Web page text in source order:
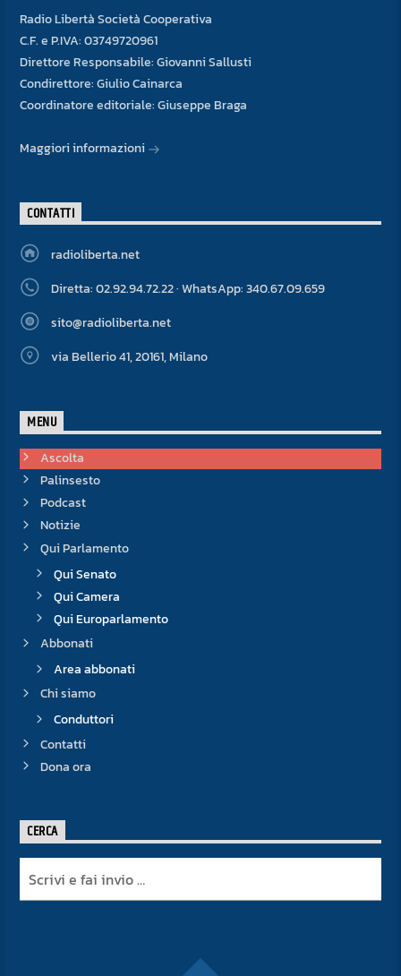
Radio Libertà Società Cooperativa
C.F. e P.IVA: 03749720961
Direttore Responsabile: Giovanni Sallusti
Condirettore: Giulio Cainarca
Coordinatore editoriale: Giuseppe Braga
Maggiori informazioni
CONTATTI
radioliberta.net
Diretta: 02.92.94.72.22 · WhatsApp: 340.67.09.659
sito@radioliberta.net
via Bellerio 41, 20161, Milano
MENU
Ascolta
Palinsesto
Podcast
Notizie
Qui Parlamento
Qui Senato
Qui Camera
Qui Europarlamento
Abbonati
Area abbonati
Chi siamo
Conduttori
Contatti
Dona ora
CERCA